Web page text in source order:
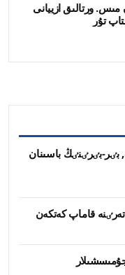
ورتالىق ازييانى
تۇر
بٸرٸنٸڭ باسىنان
قاماپ كەتكەن